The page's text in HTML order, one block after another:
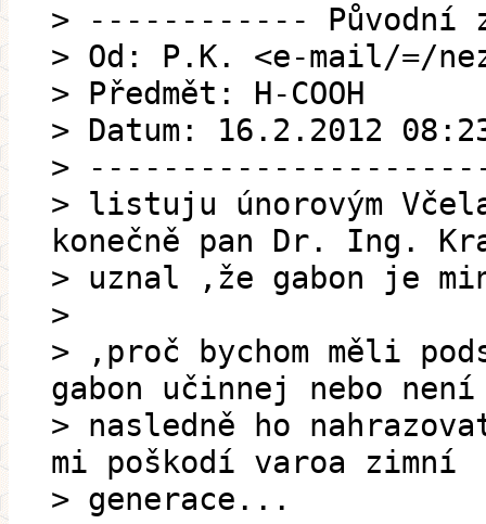
> ------------ Původní
> Od: P.K. <e-mail/=/
> Předmět: H-COOH
> Datum: 16.2.2012
>
> listuju únorovým
konečně pan Dr. Ing.
> uznal ,že gabon je
>
> ,proč bychom měli
gabon učinnej nebo
> nasledně ho
mi poškodí varoa zimní
> generace...